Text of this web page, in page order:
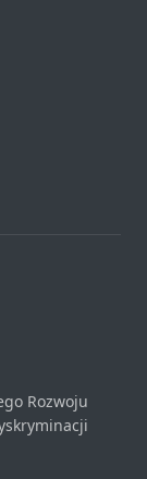
Rozwoju